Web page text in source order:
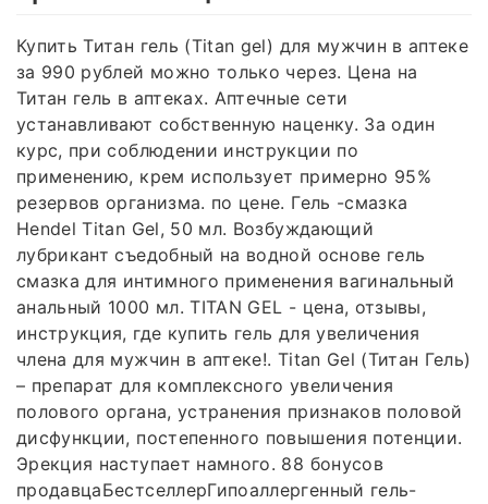
Купить Титан гель (Titan gel) для мужчин в аптеке
за 990 рублей можно только через. Цена на
Титан гель в аптеках. Аптечные сети
устанавливают собственную наценку. За один
курс, при соблюдении инструкции по
применению, крем использует примерно 95%
резервов организма. по цене. Гель -смазка
Hendel Titan Gel, 50 мл. Возбуждающий
лубрикант съедобный на водной основе гель
смазка для интимного применения вагинальный
анальный 1000 мл. TITAN GEL - цена, отзывы,
инструкция, где купить гель для увеличения
члена для мужчин в аптеке!. Titan Gel (Титан Гель)
– препарат для комплексного увеличения
полового органа, устранения признаков половой
дисфункции, постепенного повышения потенции.
Эрекция наступает намного. 88 бонусов
продавцаБестселлерГипоаллергенный гель-